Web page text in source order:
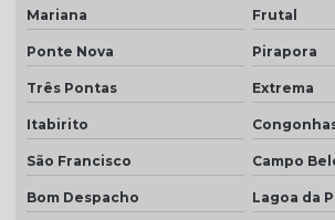
Telha romana preço m2
Telha romana resinada
Telha transparente americana
Telha transparente americana preço
Mariana Frutal
Ponte Nova Pirapora
Três Pontas Extrema
Itabirito
São Francisco Campo
Bom Despacho Lagoa da